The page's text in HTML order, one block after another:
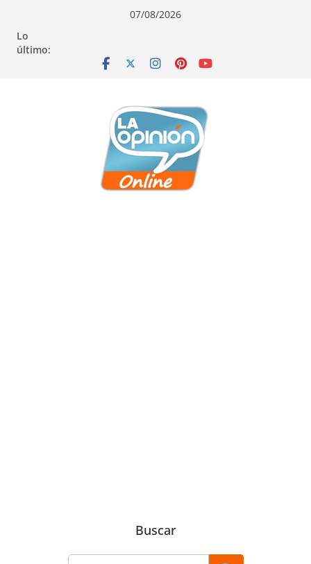
contenido
navegación
contenido
07/08/2026
Lo
último:
Buscar